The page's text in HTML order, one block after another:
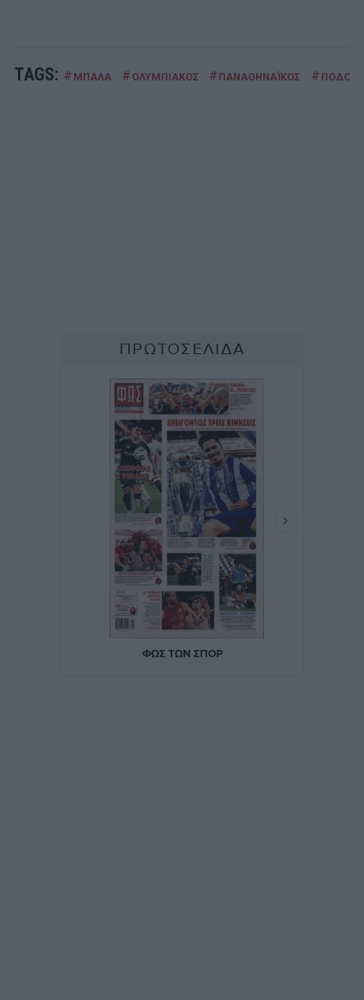
TAGS: # ΜΠΑΛΑ # ΟΛΥΜΠΙΑΚΟΣ # ΠΑΝΑΘΗΝΑΪΚΟΣ #